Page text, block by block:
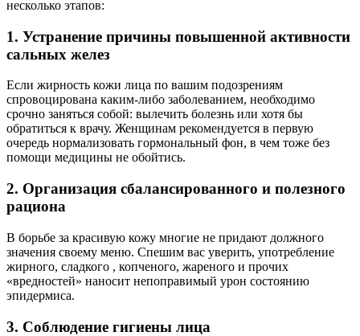
несколько этапов:
1. Устранение причины повышенной активности
сальных желез
Если жирность кожи лица по вашим подозрениям
спровоцирована каким-либо заболеванием, необходимо
срочно заняться собой: вылечить болезнь или хотя бы
обратиться к врачу. Женщинам рекомендуется в первую
очередь нормализовать гормональный фон, в чем тоже без
помощи медицины не обойтись.
2. Организация сбалансированного и полезного
рациона
В борьбе за красивую кожу многие не придают должного
значения своему меню. Спешим вас уверить, употребление
жирного, сладкого , копченого, жареного и прочих
«вредностей» наносит непоправимый урон состоянию
эпидермиса.
3. Соблюдение гигиены лица